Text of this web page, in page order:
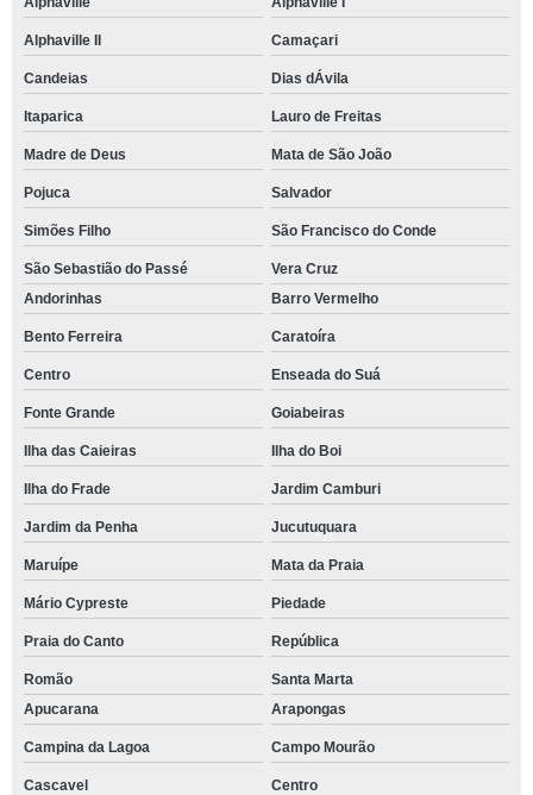
Alphaville II Camaçari
Candeias Dias dÁvila
Itaparica Lauro de Freitas
Madre de Deus Mata de São João
Pojuca Salvador
Simões Filho São Francisco do Conde
São Sebastião do Passé
Vera Cruz
Andorinhas
Barro Vermelho
Bento Ferreira Caratoíra
Centro Enseada do Suá
Fonte Grande Goiabeiras
Ilha das Caieiras Ilha do Boi
Ilha do Frade Jardim Camburi
Jardim da Penha Jucutuquara
Maruípe Mata da Praia
Mário Cypreste Piedade
Praia do Canto República
Romão
Santa Marta
Apucarana
Arapongas
Campina da Lagoa Campo Mourão
Cascavel Centro